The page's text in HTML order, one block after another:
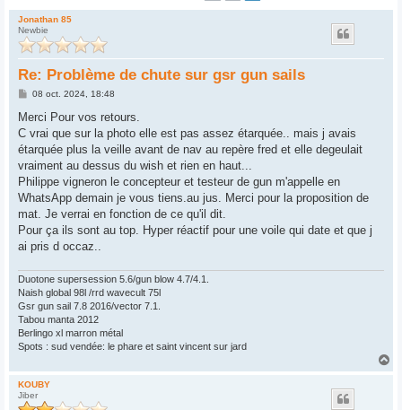
Jonathan 85
Newbie
Re: Problème de chute sur gsr gun sails
M
s
a
g
08 oct. 2024, 18:48
Merci Pour vos retours.
C vrai que sur la photo elle est pas assez étarquée.. mais j avais
étarquée plus la veille avant de nav au repère fred et elle degeulait
vraiment au dessus du wish et rien en haut...
Philippe vigneron le concepteur et testeur de gun m'appelle en
WhatsApp demain je vous tiens.au jus. Merci pour la proposition de
mat. Je verrai en fonction de ce qu'il dit.
Pour ça ils sont au top. Hyper réactif pour une voile qui date et que j
ai pris d occaz..
Duotone supersession 5.6/gun blow 4.7/4.1.
Naish global 98l /rrd wavecult 75l
Gsr gun sail 7.8 2016/vector 7.1.
Tabou manta 2012
Berlingo xl marron métal
Spots : sud vendée: le phare et saint vincent sur jard
a
KOUBY
Jiber